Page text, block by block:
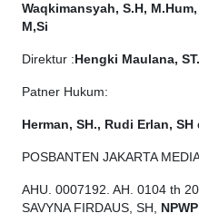
Waqkimansyah, S.H,
M,Si
Direktur :Hengki Maulana, ST.
Patner Hukum:
Herman, SH., Rudi Erlan, SH
POSBANTEN JAKARTA
AHU. 0007192. AH. 0104 th
SAVYNA FIRDAUS, SH, NPWP